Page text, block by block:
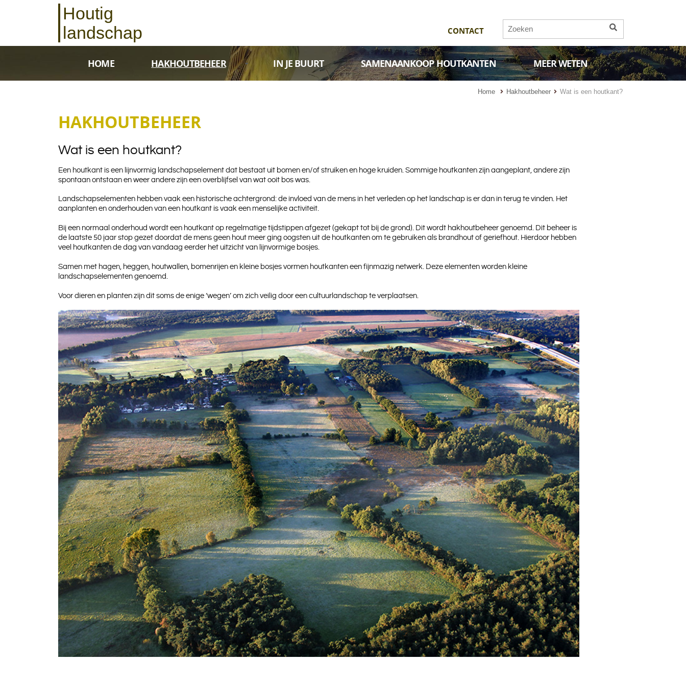
CONTACT
Houtig
landschap
HOME HAKHOUTBEHEER IN JE BUURT SAMENAANKOOP HOUTKANTEN MEER WETEN
Home Hakhoutbeheer Wat is een houtkant?
HAKHOUTBEHEER
Wat is een houtkant?
Een houtkant is een lijnvormig landschapselement dat bestaat uit bomen en/of struiken en hoge kruiden. Sommige houtkanten zijn aangeplant, andere zijn
spontaan ontstaan en weer andere zijn een overblijfsel van wat ooit bos was.
Landschapselementen hebben vaak een historische achtergrond: de invloed van de mens in het verleden op het landschap is er dan in terug te vinden. Het
aanplanten en onderhouden van een houtkant is vaak een menselijke activiteit.
Bij een normaal onderhoud wordt een houtkant op regelmatige tijdstippen afgezet (gekapt tot bij de grond). Dit wordt hakhoutbeheer genoemd. Dit beheer is
de laatste 50 jaar stop gezet doordat de mens geen hout meer ging oogsten uit de houtkanten om te gebruiken als brandhout of geriefhout. Hierdoor hebben
veel houtkanten de dag van vandaag eerder het uitzicht van lijnvormige bosjes.
Samen met hagen, heggen, houtwallen, bomenrijen en kleine bosjes vormen houtkanten een fijnmazig netwerk. Deze elementen worden kleine
landschapselementen genoemd.
Voor dieren en planten zijn dit soms de enige ‘wegen’ om zich veilig door een cultuurlandschap te verplaatsen.